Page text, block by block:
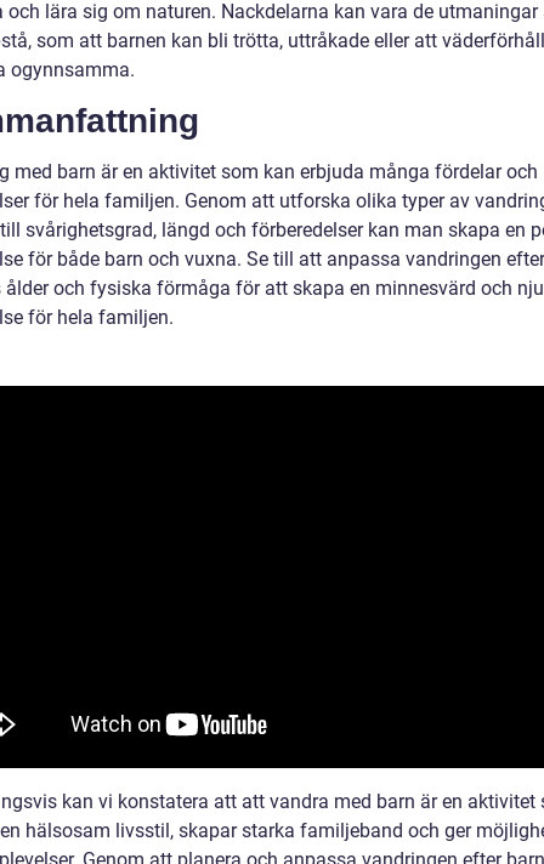
och lära sig om naturen. Nackdelarna kan vara de utmaningar
som att barnen kan bli trötta, uttråkade eller att
ogynnsamma.
med barn är en aktivitet som kan erbjuda många fördelar och
för hela familjen. Genom att utforska olika typer av
svårighetsgrad, längd och förberedelser kan man skapa en
för både barn och vuxna. Se till att anpassa vandringen efter
ålder och fysiska förmåga för att skapa en minnesvärd och
för hela familjen.
kan vi konstatera att att vandra med barn är en aktivitet
hälsosam livsstil, skapar starka familjeband och ger